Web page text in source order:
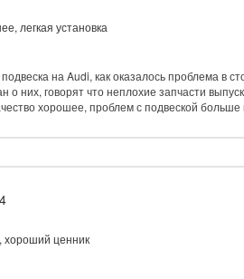
легкая установка
на Audi, как оказалось проблема в
о них, говорят что неплохие запчасти
хорошее, проблем с подвеской
хороший ценник